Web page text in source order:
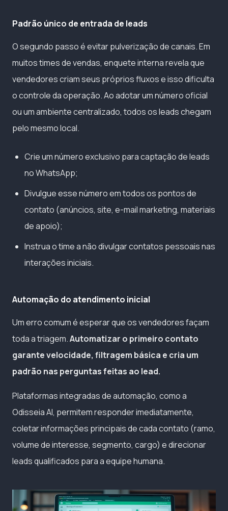
Padrão único de entrada de leads
O segundo passo é evitar pulverização de canais. Em
muitos times de vendas, enquete interna revela que
vendedores criam seus próprios fluxos e isso dificulta
o controle da operação. Ao adotar um número oficial
ou um ambiente centralizado, todos os leads chegam
pelo mesmo local.
Crie um número exclusivo para captação de leads
no WhatsApp;
Divulgue esse número em todos os pontos de
contato (anúncios, site, e-mail marketing, materiais
de apoio);
Instrua o time a não divulgar contatos pessoais nas
interações iniciais.
Automação do atendimento inicial
Um erro comum é esperar que os vendedores façam
toda a triagem.Automatizar o primeiro contato
garante velocidade, filtragem básica e cria um
padrão nas perguntas feitas ao lead.
Plataformas integradas de automação, como a
Odisseia AI, permitem responder imediatamente,
coletar informações principais de cada contato (ramo,
volume de interesse, segmento, cargo) e direcionar
leads qualificados para a equipe humana.